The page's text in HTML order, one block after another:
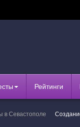
Рейтинги
в Севастополе